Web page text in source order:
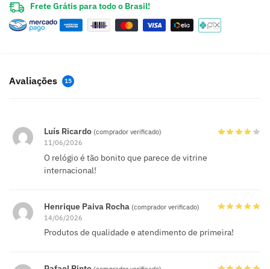
Frete Grátis para todo o Brasil!
Avaliações 15
Luís Ricardo (comprador verificado)
11/06/2026
O relógio é tão bonito que parece de vitrine
internacional!
Henrique Paiva Rocha (comprador verificado)
14/06/2026
Produtos de qualidade e atendimento de primeira!